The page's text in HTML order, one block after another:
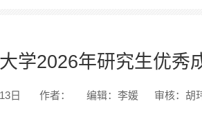
学2026年研究生优秀
日 作者： 编辑：李媛 审核：胡